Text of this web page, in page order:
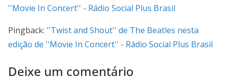
''Movie In Concert'' - Rádio Social Plus Brasil
Pingback: ''Twist and Shout'' de The Beatles nesta
edição de ''Movie In Concert'' - Rádio Social Plus Brasil
Deixe um comentário